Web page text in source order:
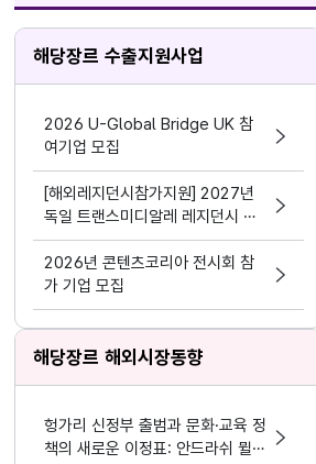
해당장르 수출지원사업
2026 U-Global Bridge UK 참
여기업 모집
[해외레지던시참가지원] 2027년
독일 트랜스미디알레 레지던시 참
가
2026년 콘텐츠코리아 전시회 참
가 기업 모집
해당장르 해외시장동향
헝가리 신정부 출범과 문화·교육 정
책의 새로운 이정표: 안드라쉬 뮐러